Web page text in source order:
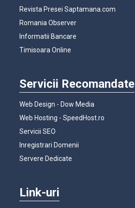
Revista Presei Saptamana.com
Romania Observer
Informatii Bancare
Timisoara Online
Servicii Recomandate
Web Design - Dow Media
Web Hosting - SpeedHost.ro
Servicii SEO
Inregistrari Domenii
Servere Dedicate
Link-uri